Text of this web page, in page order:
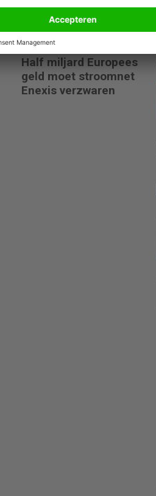
29 juli 2026
Half miljard Europees
geld moet stroomnet
Enexis verzwaren